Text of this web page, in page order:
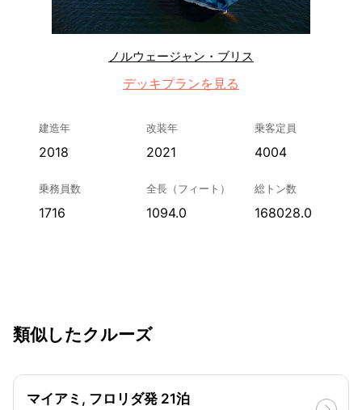
ノルウェージャン・ブリス
デッキプランを見る
建造年
2018
改装年
2021
乗客定員
4004
乗務員数
1716
全長（フィート）
1094.0
総トン数
168028.0
類似したクルーズ
マイアミ, フロリダ発 21泊